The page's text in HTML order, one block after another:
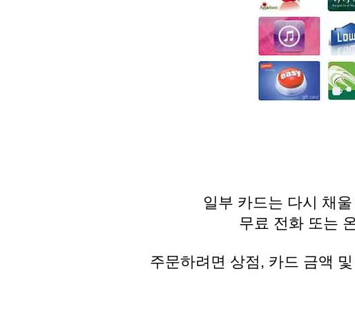
일부 카드는 다시 채
무료 전화 또는
주문하려면 상점, 카드 금액